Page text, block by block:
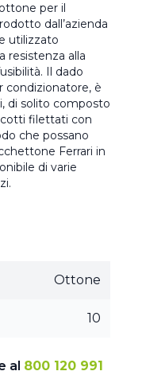
per il
dall’azienda
utilizzato
resistenza alla
Il dado
condizionatore, è
di solito composto
filettati con
che possano
Ferrari in
di varie
Ottone
10
al 800 120 991